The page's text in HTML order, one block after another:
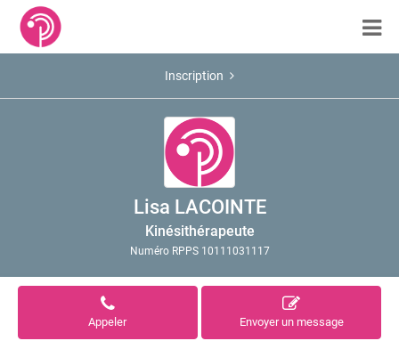
Inscription
Lisa LACOINTE
Kinésithérapeute
Numéro RPPS 10111031117
Appeler Envoyer un message